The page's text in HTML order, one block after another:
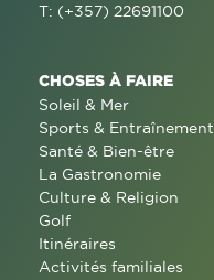
T: (+357) 22691100
CHOSES À FAIRE
Soleil & Mer
Sports & Entraînement
Santé & Bien-être
La Gastronomie
Culture & Religion
Golf
Itinéraires
Activités familiales